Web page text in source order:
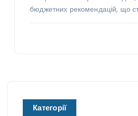
бюджетних рекомендацій, що
Категорії